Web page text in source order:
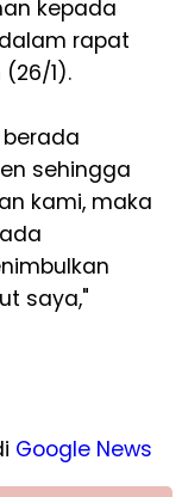
kepada
rapat
(26/1).
sehingga
kami, maka
saya,"
Google News